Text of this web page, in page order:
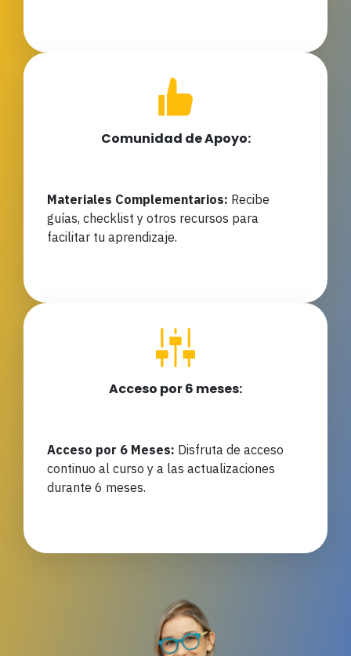
Comunidad de Apoyo:
Materiales Complementarios: Recibe
guías, checklist y otros recursos para
facilitar tu aprendizaje.
Acceso por 6 meses:
Acceso por 6 Meses: Disfruta de acceso
continuo al curso y a las actualizaciones
durante 6 meses.